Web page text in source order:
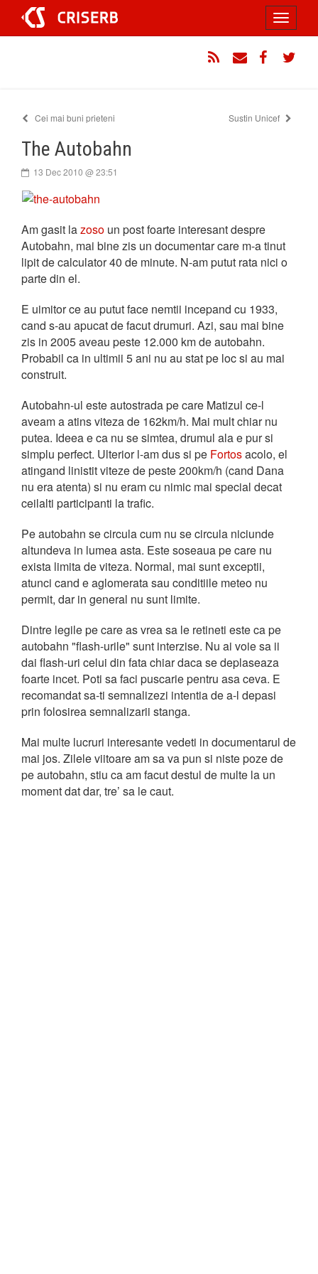
conținut
Toggle
Cei mai buni prieteni Sustin Unicef
The Autobahn
13 Dec 2010 @ 23:51
Am gasit lazoso un post foarte interesant despre
Autobahn, mai bine zis un documentar care m-a tinut
lipit de calculator 40 de minute. N-am putut rata nici o
parte din el.
E uimitor ce au putut face nemtii incepand cu 1933,
cand s-au apucat de facut drumuri. Azi, sau mai bine
zis in 2005 aveau peste 12.000 km de autobahn.
Probabil ca in ultimii 5 ani nu au stat pe loc si au mai
construit.
Autobahn-ul este autostrada pe care Matizul ce-l
aveam a atins viteza de 162km/h. Mai mult chiar nu
putea. Ideea e ca nu se simtea, drumul ala e pur si
simplu perfect. Ulterior l-am dus si pe Fortosacolo, el
atingand linistit viteze de peste 200km/h (cand Dana
nu era atenta) si nu eram cu nimic mai special decat
ceilalti participanti la trafic.
Pe autobahn se circula cum nu se circula niciunde
altundeva in lumea asta. Este soseaua pe care nu
exista limita de viteza. Normal, mai sunt exceptii,
atunci cand e aglomerata sau conditiile meteo nu
permit, dar in general nu sunt limite.
Dintre legile pe care as vrea sa le retineti este ca pe
autobahn "flash-urile" sunt interzise. Nu ai voie sa ii
dai flash-uri celui din fata chiar daca se deplaseaza
foarte incet. Poti sa faci puscarie pentru asa ceva. E
recomandat sa-ti semnalizezi intentia de a-l depasi
prin folosirea semnalizarii stanga.
Mai multe lucruri interesante vedeti in documentarul de
mai jos. Zilele viitoare am sa va pun si niste poze de
pe autobahn, stiu ca am facut destul de multe la un
moment dat dar, tre’ sa le caut.